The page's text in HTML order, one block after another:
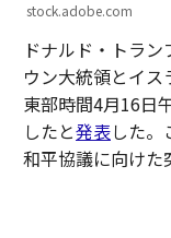
stock.adobe.com
ドナルド・トラ
ウン大統領とイ
東部時間4月16日
したと発表した。
和平協議に向けた